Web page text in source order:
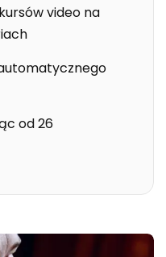
video na
od 26